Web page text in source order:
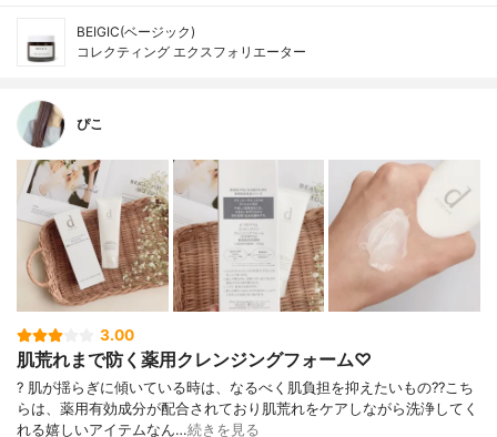
BEIGIC(ベージック)
コレクティング エクスフォリエーター
ぴこ
3.00
肌荒れまで防く薬用クレンジングフォーム♡
? 肌が揺らぎに傾いている時は、なるべく肌負担を抑えたいもの?? こち
らは、薬用有効成分が配合されており肌荒れをケアしながら洗浄してく
れる嬉しいアイテムなん…続きを見る